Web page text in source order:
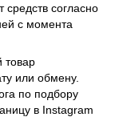
средств согласно
с момента
товар
или обмену.
по подбору
в Instagram